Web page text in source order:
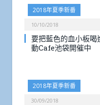
2018年夏季新番
10/10/2018
要把藍色的血小板
動Cafe池袋開催中
2018年夏季新番
30/09/2018